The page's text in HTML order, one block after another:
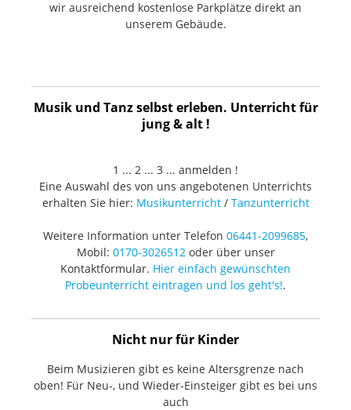
wir ausreichend kostenlose Parkplätze direkt an
unserem Gebäude.
Musik und Tanz selbst erleben. Unterricht für
jung & alt !
1 ... 2 ... 3 ... anmelden !
Eine Auswahl des von uns angebotenen Unterrichts
erhalten Sie hier: Musikunterricht/ Tanzunterricht
Weitere Information unter Telefon 06441-2099685,
Mobil: 0170-3026512oder über unser
Kontaktformular. Hier einfach gewünschten
Probeunterricht eintragen und los geht's!.
Nicht nur für Kinder
Beim Musizieren gibt es keine Altersgrenze nach
oben! Für Neu-, und Wieder-Einsteiger gibt es bei uns
auch